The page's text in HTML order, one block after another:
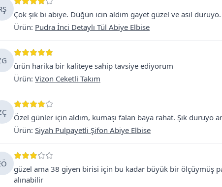
Çok şık bi abiye. Düğün icin aldim gayet güzel ve asil
Ürün: Pudra İnci Detaylı Tül Abiye Elbise
ürün harika bir kaliteye sahip tavsiye ediyorum
Ürün: Vizon Ceketli Takım
Özel günler için aldım, kumaşı falan baya rahat. Şık duruyo
Ürün: Siyah Pulpayetli Şifon Abiye Elbise
güzel ama 38 giyen birisi için bu kadar büyük bir ölçüymüş
alınabilir